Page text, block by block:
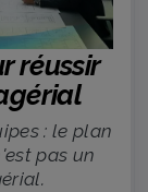
réussir
: le plan
pas un